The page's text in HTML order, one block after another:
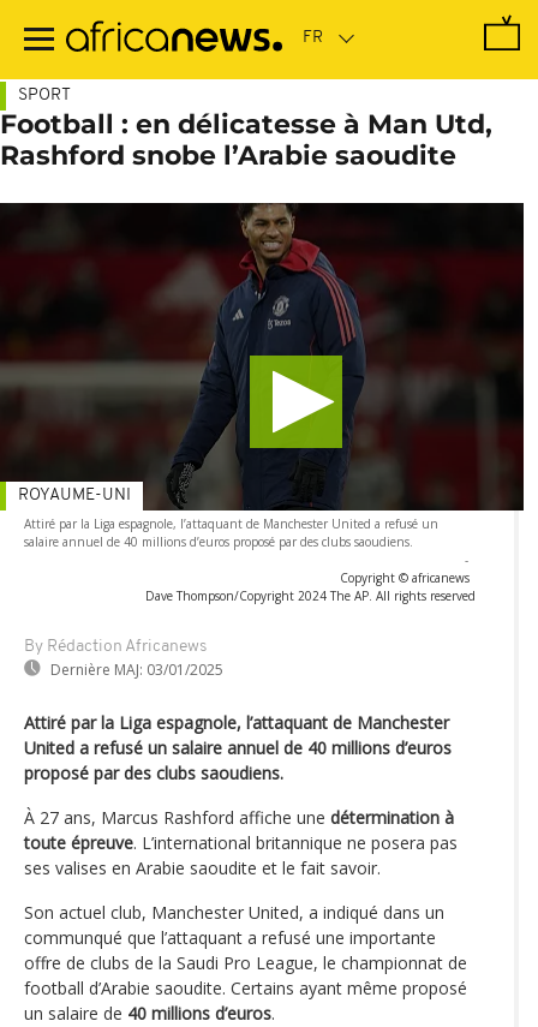
contenu
SPORT
Football : en délicatesse à Man Utd,
Rashford snobe l’Arabie saoudite
Attiré par la Liga espagnole, l’attaquant de Manchester United a refusé un
salaire annuel de 40 millions d’euros proposé par des clubs saoudiens.
-
Copyright © africanews
Dave Thompson/Copyright 2024 The AP. All rights reserved
By Rédaction Africanews
Dernière MAJ: 03/01/2025
ROYAUME-UNI
Attiré par la Liga espagnole, l’attaquant de Manchester
United a refusé un salaire annuel de 40 millions d’euros
proposé par des clubs saoudiens.
À 27 ans, Marcus Rashford affiche une détermination à
toute épreuve. L’international britannique ne posera pas
ses valises en Arabie saoudite et le fait savoir.
Son actuel club, Manchester United, a indiqué dans un
communqué que l’attaquant a refusé une importante
offre de clubs de la Saudi Pro League, le championnat de
football d’Arabie saoudite. Certains ayant même proposé
un salaire de 40 millions d’euros.